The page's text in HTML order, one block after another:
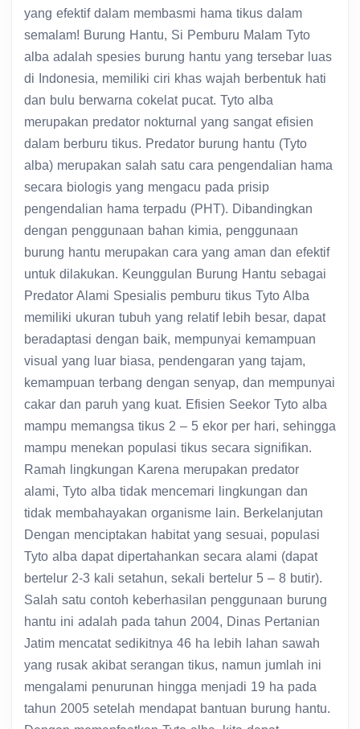
yang efektif dalam membasmi hama tikus dalam
semalam! Burung Hantu, Si Pemburu Malam Tyto
alba adalah spesies burung hantu yang tersebar luas
di Indonesia, memiliki ciri khas wajah berbentuk hati
dan bulu berwarna cokelat pucat. Tyto alba
merupakan predator nokturnal yang sangat efisien
dalam berburu tikus. Predator burung hantu (Tyto
alba) merupakan salah satu cara pengendalian hama
secara biologis yang mengacu pada prisip
pengendalian hama terpadu (PHT). Dibandingkan
dengan penggunaan bahan kimia, penggunaan
burung hantu merupakan cara yang aman dan efektif
untuk dilakukan. Keunggulan Burung Hantu sebagai
Predator Alami Spesialis pemburu tikus Tyto Alba
memiliki ukuran tubuh yang relatif lebih besar, dapat
beradaptasi dengan baik, mempunyai kemampuan
visual yang luar biasa, pendengaran yang tajam,
kemampuan terbang dengan senyap, dan mempunyai
cakar dan paruh yang kuat. Efisien Seekor Tyto alba
mampu memangsa tikus 2 – 5 ekor per hari, sehingga
mampu menekan populasi tikus secara signifikan.
Ramah lingkungan Karena merupakan predator
alami, Tyto alba tidak mencemari lingkungan dan
tidak membahayakan organisme lain. Berkelanjutan
Dengan menciptakan habitat yang sesuai, populasi
Tyto alba dapat dipertahankan secara alami (dapat
bertelur 2-3 kali setahun, sekali bertelur 5 – 8 butir).
Salah satu contoh keberhasilan penggunaan burung
hantu ini adalah pada tahun 2004, Dinas Pertanian
Jatim mencatat sedikitnya 46 ha lebih lahan sawah
yang rusak akibat serangan tikus, namun jumlah ini
mengalami penurunan hingga menjadi 19 ha pada
tahun 2005 setelah mendapat bantuan burung hantu.